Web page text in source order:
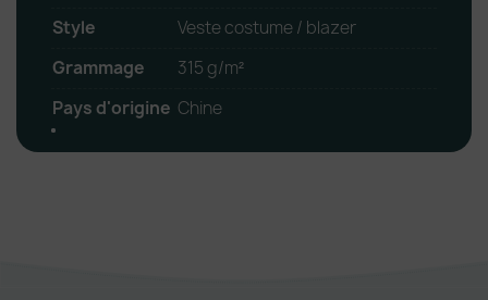
Style
Veste costume / blazer
Grammage
315 g/m²
Pays d'origine Chine